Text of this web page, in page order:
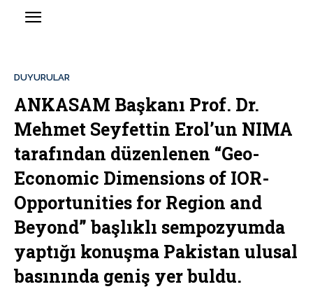
DUYURULAR
ANKASAM Başkanı Prof. Dr.
Mehmet Seyfettin Erol’un NIMA
tarafından düzenlenen “Geo-
Economic Dimensions of IOR-
Opportunities for Region and
Beyond” başlıklı sempozyumda
yaptığı konuşma Pakistan ulusal
basınında geniş yer buldu.